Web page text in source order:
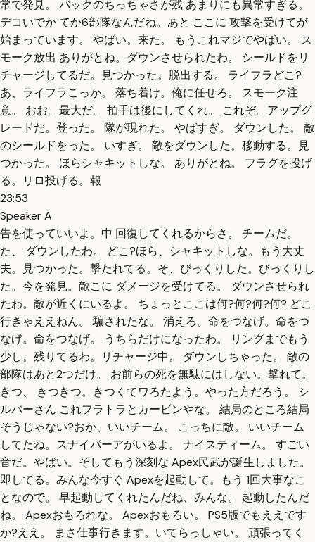
常で発見。 バックのちっちゃさが残 あまりにも異常すぎる。
デコいでか てか6部隊なんだね。あと ここに 攻撃を受けてが
始まっています。 やばい。来た。 もうこれマジでやばい。 ス
モーク放出 ありがとね。ダウンさせられたわ。 シールドをリ
チャージしてるだ。見つかった。脱出する。 ライフラどこ?
あ、ライフラこっか。 落ち着け。俺に任せろ。 スモーク注
意。 おお。最大だ。 拍手は後にしてくれ。 これぞ。アップグ
レードだ。登った。 隊が現れた。 やばすぎ。 ダウンした。 敵
のシールドをった。 いすぎ。 敵をダウンした。移動する。見
つかった。 ほらシャキットしな。 ありがとね。 フラグを投げ
る。リロ投げる。報
23:53
Speaker A
告を使っていいよ。中 回復してくれるからさ。 チームだ。
た、 ダウンしたわ。 どこ?ほら、シャキットしな。もう大丈
夫。見つかった。撃たれてる。そ、びっくりした。びっくりし
た。今を発見。敵こに ダメージを受けてる。 ダウンさせられ
たわ。敵が近くにいるよ。 ちょっとここは何?何?何?何? どこ
行きゃええねん。 騙されたな。 消えろ。命をつなげ。命をつ
なげ。命をつなげ。 うちらだけになったわ。 リングまでもう
少し。残りてるわ。リチャージ中。 ダウンしちゃった。 敵の
部隊はあと2つだけ。 お前らの死を無駄にはしない。撃れて。
きつ、 きつきつ。きつくてワろたよう。やった方だろう。 シ
ルバーさん これフラトラとカービンやな。 結局のところ結局
そうじゃない?おか、いいチーム。 こっちに敵。 いいチーム
してたね。スナイパーアがいるよ。 ナイスティーム。 すごい
音だ。やばい。そしてもう深刻な Apex民武が誕生しました。
即してる。みんな今すぐ Apexを起動して。もう 1回大事なこ
となので。 早起動してくれたんだね、みんな。 起動したんだ
ね。 Apexおもろれな。 Apexおもろい。 PS5版でもええです
か?ええ。 まさ仕事行きます。いてらっしゃい。 頑張ってく